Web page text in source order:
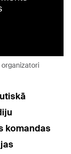
organizatori
komandas